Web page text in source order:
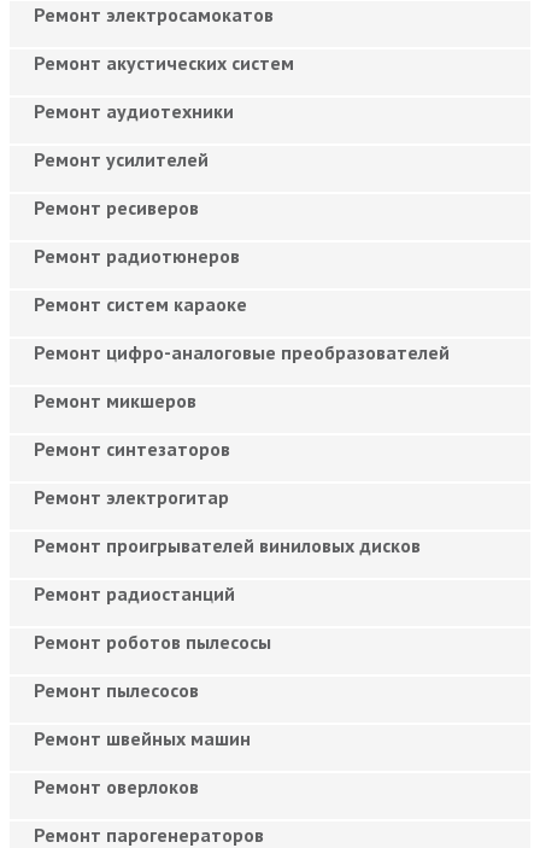
Ремонт электросамокатов
Ремонт акустических систем
Ремонт аудиотехники
Ремонт усилителей
Ремонт ресиверов
Ремонт радиотюнеров
Ремонт систем караоке
Ремонт цифро-аналоговые преобразователей
Ремонт микшеров
Ремонт синтезаторов
Ремонт электрогитар
Ремонт проигрывателей виниловых дисков
Ремонт радиостанций
Ремонт роботов пылесосы
Ремонт пылесосов
Ремонт швейных машин
Ремонт оверлоков
Ремонт парогенераторов